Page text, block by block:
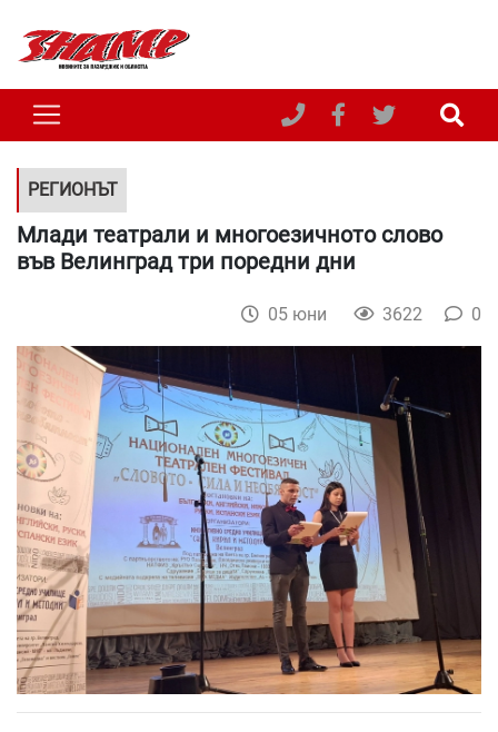
РЕГИОНЪТ
Млади театрали и многоезичното слово
във Велинград три поредни дни
05 юни 3622 0